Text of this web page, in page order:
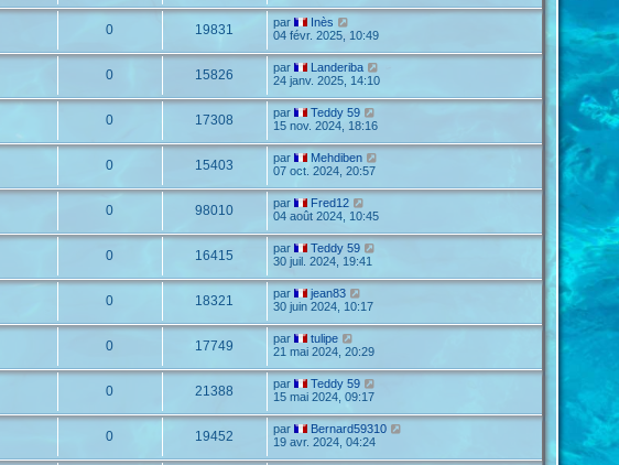
0 19831 par
Inès
04 févr. 2025, 10:49
0 15826 par
Landeriba
24 janv. 2025, 14:10
0 17308 par
Teddy 59
15 nov. 2024, 18:16
0 15403 par
Mehdiben
07 oct. 2024, 20:57
0 98010 par
Fred12
04 août 2024, 10:45
0 16415 par
Teddy 59
30 juil. 2024, 19:41
0 18321 par
jean83
30 juin 2024, 10:17
0 17749 par
tulipe
21 mai 2024, 20:29
0 21388 par
Teddy 59
15 mai 2024, 09:17
0 19452 par
Bernard59310
19 avr. 2024, 04:24